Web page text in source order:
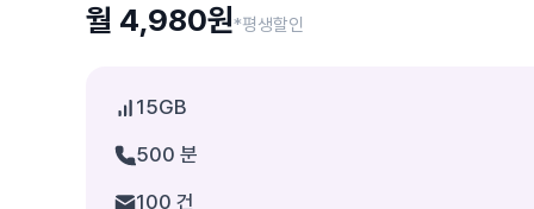
월 4,980원*평생할인
15GB
500 분
100 건